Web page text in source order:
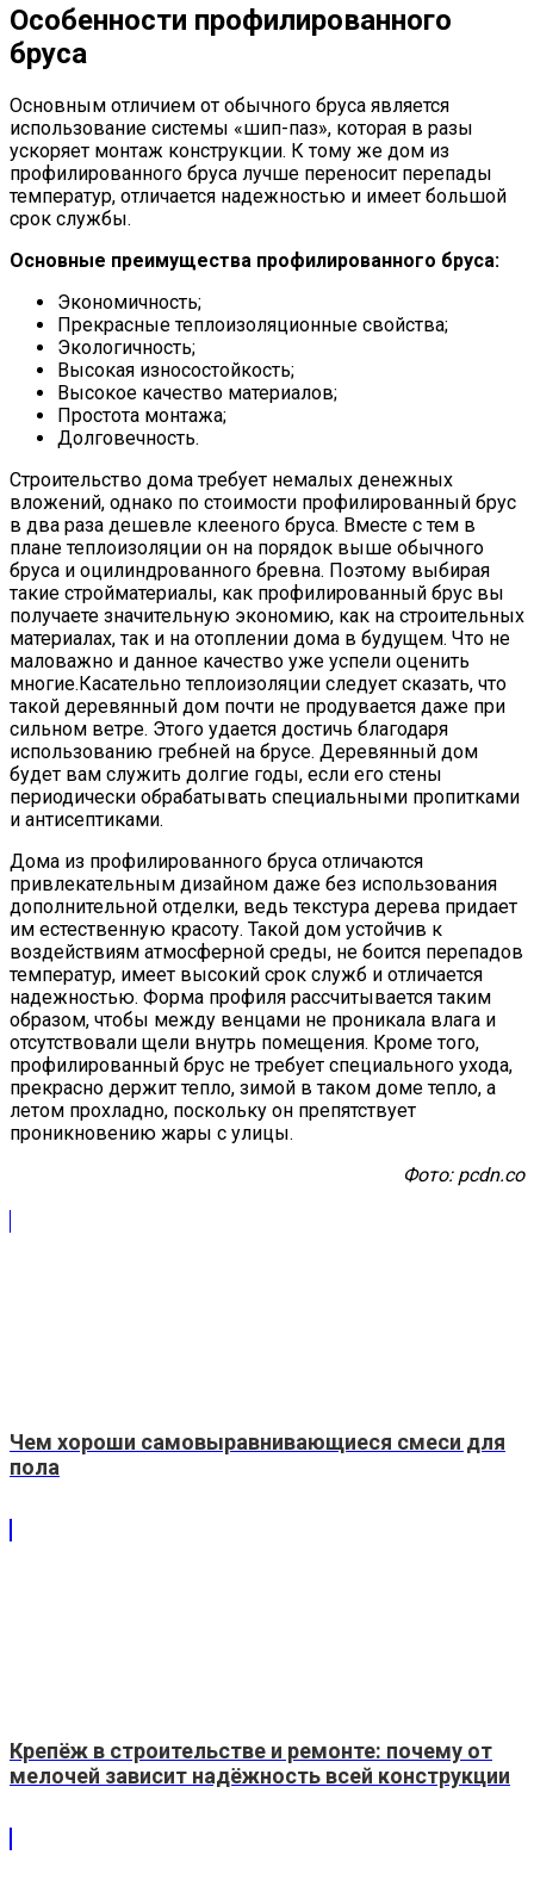
Особенности профилированного
бруса
Основным отличием от обычного бруса является
использование системы «шип-паз», которая в разы
ускоряет монтаж конструкции. К тому же дом из
профилированного бруса лучше переносит перепады
температур, отличается надежностью и имеет большой
срок службы.
Основные преимущества профилированного бруса:
Экономичность;
Прекрасные теплоизоляционные свойства;
Экологичность;
Высокая износостойкость;
Высокое качество материалов;
Простота монтажа;
Долговечность.
Строительство дома требует немалых денежных
вложений, однако по стоимости профилированный брус
в два раза дешевле клееного бруса. Вместе с тем в
плане теплоизоляции он на порядок выше обычного
бруса и оцилиндрованного бревна. Поэтому выбирая
такие стройматериалы, как профилированный брус вы
получаете значительную экономию, как на строительных
материалах, так и на отоплении дома в будущем. Что не
маловажно и данное качество уже успели оценить
многие.Касательно теплоизоляции следует сказать, что
такой деревянный дом почти не продувается даже при
сильном ветре. Этого удается достичь благодаря
использованию гребней на брусе. Деревянный дом
будет вам служить долгие годы, если его стены
периодически обрабатывать специальными пропитками
и антисептиками.
Дома из профилированного бруса отличаются
привлекательным дизайном даже без использования
дополнительной отделки, ведь текстура дерева придает
им естественную красоту. Такой дом устойчив к
воздействиям атмосферной среды, не боится перепадов
температур, имеет высокий срок служб и отличается
надежностью. Форма профиля рассчитывается таким
образом, чтобы между венцами не проникала влага и
отсутствовали щели внутрь помещения. Кроме того,
профилированный брус не требует специального ухода,
прекрасно держит тепло, зимой в таком доме тепло, а
летом прохладно, поскольку он препятствует
проникновению жары с улицы.
Фото: pcdn.co
Чем хороши самовыравнивающиеся смеси для
пола
Крепёж в строительстве и ремонте: почему от
мелочей зависит надёжность всей конструкции